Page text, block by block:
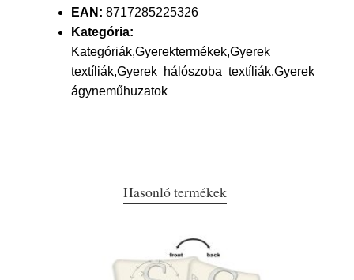
EAN: 8717285225326
Kategória:
Kategóriák,Gyerektermékek,Gyerek
textíliák,Gyerek hálószoba textíliák,Gyerek
ágyneműhuzatok
Hasonló termékek